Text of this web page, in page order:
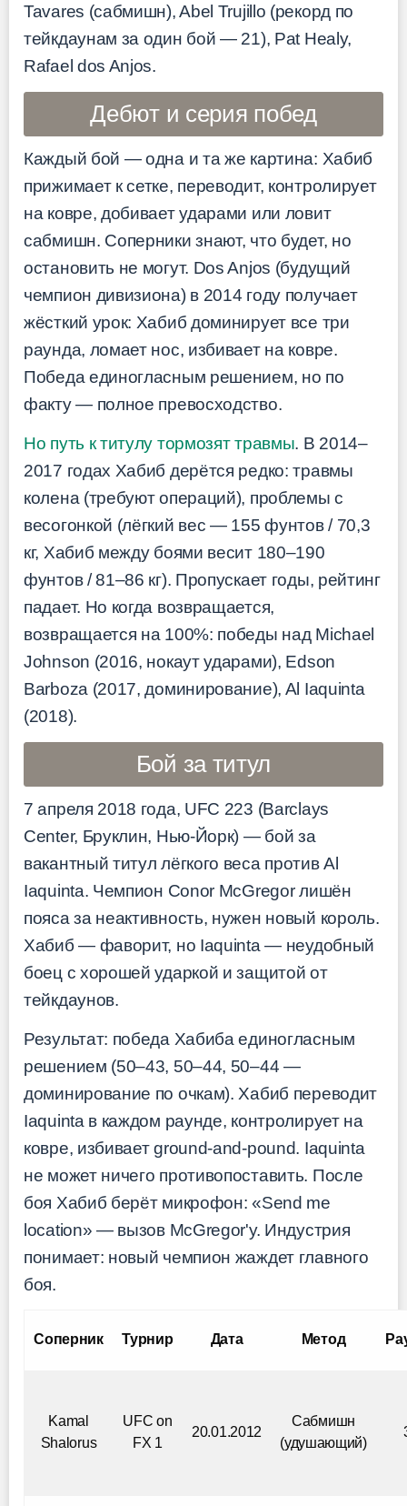
Tavares (сабмишн), Abel Trujillo (рекорд по
тейкдаунам за один бой — 21), Pat Healy,
Rafael dos Anjos.
Дебют и серия побед
Каждый бой — одна и та же картина: Хабиб
прижимает к сетке, переводит, контролирует
на ковре, добивает ударами или ловит
сабмишн. Соперники знают, что будет, но
остановить не могут. Dos Anjos (будущий
чемпион дивизиона) в 2014 году получает
жёсткий урок: Хабиб доминирует все три
раунда, ломает нос, избивает на ковре.
Победа единогласным решением, но по
факту — полное превосходство.
Но путь к титулу тормозят травмы. В 2014–
2017 годах Хабиб дерётся редко: травмы
колена (требуют операций), проблемы с
весогонкой (лёгкий вес — 155 фунтов / 70,3
кг, Хабиб между боями весит 180–190
фунтов / 81–86 кг). Пропускает годы, рейтинг
падает. Но когда возвращается,
возвращается на 100%: победы над Michael
Johnson (2016, нокаут ударами), Edson
Barboza (2017, доминирование), Al Iaquinta
(2018).
Бой за титул
7 апреля 2018 года, UFC 223 (Barclays
Center, Бруклин, Нью-Йорк) — бой за
вакантный титул лёгкого веса против Al
Iaquinta. Чемпион Conor McGregor лишён
пояса за неактивность, нужен новый король.
Хабиб — фаворит, но Iaquinta — неудобный
боец с хорошей ударкой и защитой от
тейкдаунов.
Результат: победа Хабиба единогласным
решением (50–43, 50–44, 50–44 —
доминирование по очкам). Хабиб переводит
Iaquinta в каждом раунде, контролирует на
ковре, избивает ground-and-pound. Iaquinta
не может ничего противопоставить. После
боя Хабиб берёт микрофон: «Send me
location» — вызов McGregor'у. Индустрия
понимает: новый чемпион жаждет главного
боя.
Соперник Турнир Дата Метод
Kamal
Shalorus
UFC on
FX 1
20.01.2012
Сабмишн
(удушающий)